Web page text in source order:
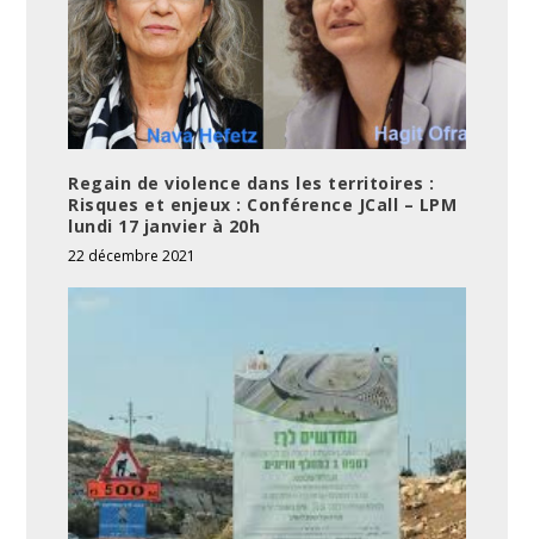
Regain de violence dans les territoires :
Risques et enjeux : Conférence JCall – LPM
lundi 17 janvier à 20h
22 décembre 2021